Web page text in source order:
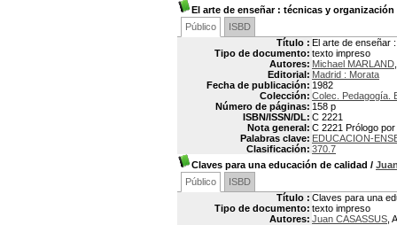
El arte de enseñar: técnicas y organización
Público
ISBD
Título : El arte de enseñar
Tipo de documento: texto impreso
Autores: Michael MARLAND
Editorial: Madrid : Morata
Fecha de publicación: 1982
Colección: Colec. Pedagogía.
Número de páginas: 158 p
ISBN/ISSN/DL: C 2221
Nota general: C 2221 Prólogo
Palabras clave: EDUCACION-
Clasificación: 370.7
Claves para una educación de calidad /
Público
ISBD
Título : Claves para una
Tipo de documento: texto impreso
Autores: Juan CASASSUS ,